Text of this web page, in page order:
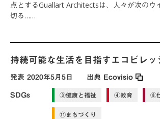
点とするGuallart Architectsは、人々が次のウ
切る……
持続可能な生活を目指すエコビレッ
発表 2020年5月5日 出典 Ecovisio
SDGs ③健康と福祉 ④教育 ⑧
⑪まちづくり